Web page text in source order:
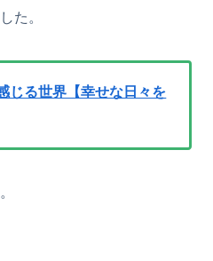
た。
じる世界【幸せな日々を